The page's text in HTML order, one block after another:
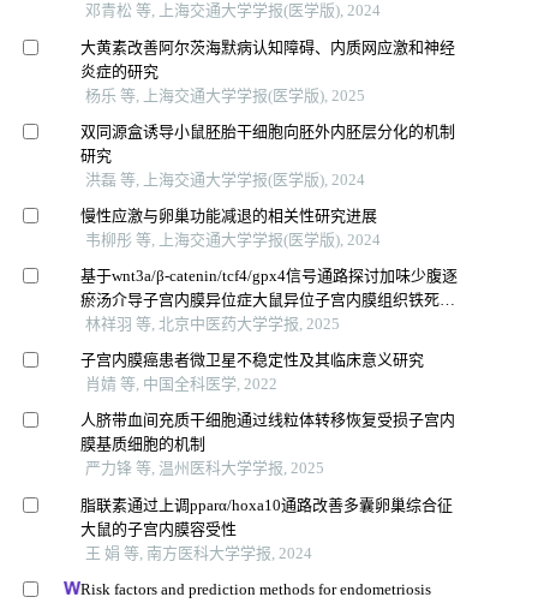
邓青松 等, 上海交通大学学报(医学版), 2024
大黄素改善阿尔茨海默病认知障碍、内质网应激和神经
炎症的研究
杨乐 等, 上海交通大学学报(医学版), 2025
双同源盒诱导小鼠胚胎干细胞向胚外内胚层分化的机制
研究
洪磊 等, 上海交通大学学报(医学版), 2024
慢性应激与卵巢功能减退的相关性研究进展
韦柳彤 等, 上海交通大学学报(医学版), 2024
基于wnt3a/β-catenin/tcf4/gpx4信号通路探讨加味少腹逐
瘀汤介导子宫内膜异位症大鼠异位子宫内膜组织铁死亡
的机制研究
林祥羽 等, 北京中医药大学学报, 2025
子宫内膜癌患者微卫星不稳定性及其临床意义研究
肖婧 等, 中国全科医学, 2022
人脐带血间充质干细胞通过线粒体转移恢复受损子宫内
膜基质细胞的机制
严力锋 等, 温州医科大学学报, 2025
脂联素通过上调pparα/hoxa10通路改善多囊卵巢综合征
大鼠的子宫内膜容受性
王 娟 等, 南方医科大学学报, 2024
Risk factors and prediction methods for endometriosis